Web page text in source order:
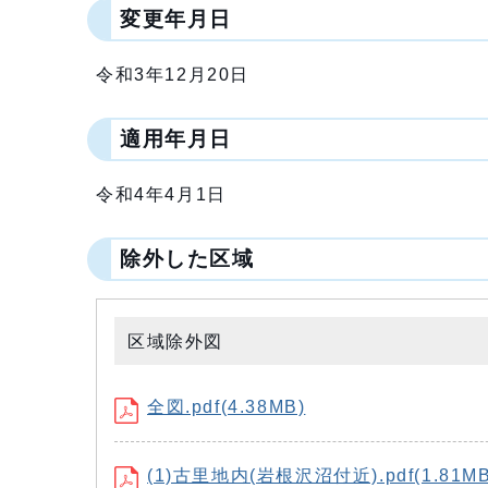
変更年月日
令和3年12月20日
適用年月日
令和4年4月1日
除外した区域
区域除外図
全図.pdf(4.38MB)
(1)古里地内(岩根沢沼付近